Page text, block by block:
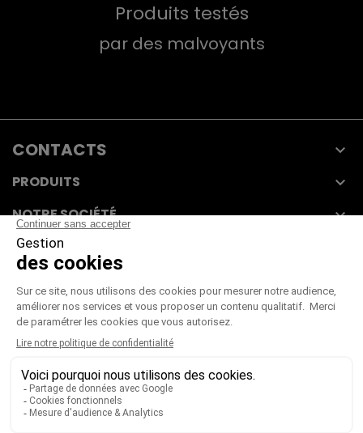
Produits testés
par des malvoyants
CONTACTS 
PRODUITS 
NOTRE SOCIÉTÉ 
VOTRE COMPTE
CGV|CGU |Mentions légales
Paiement sécurisé
Télécharger notre catalogue